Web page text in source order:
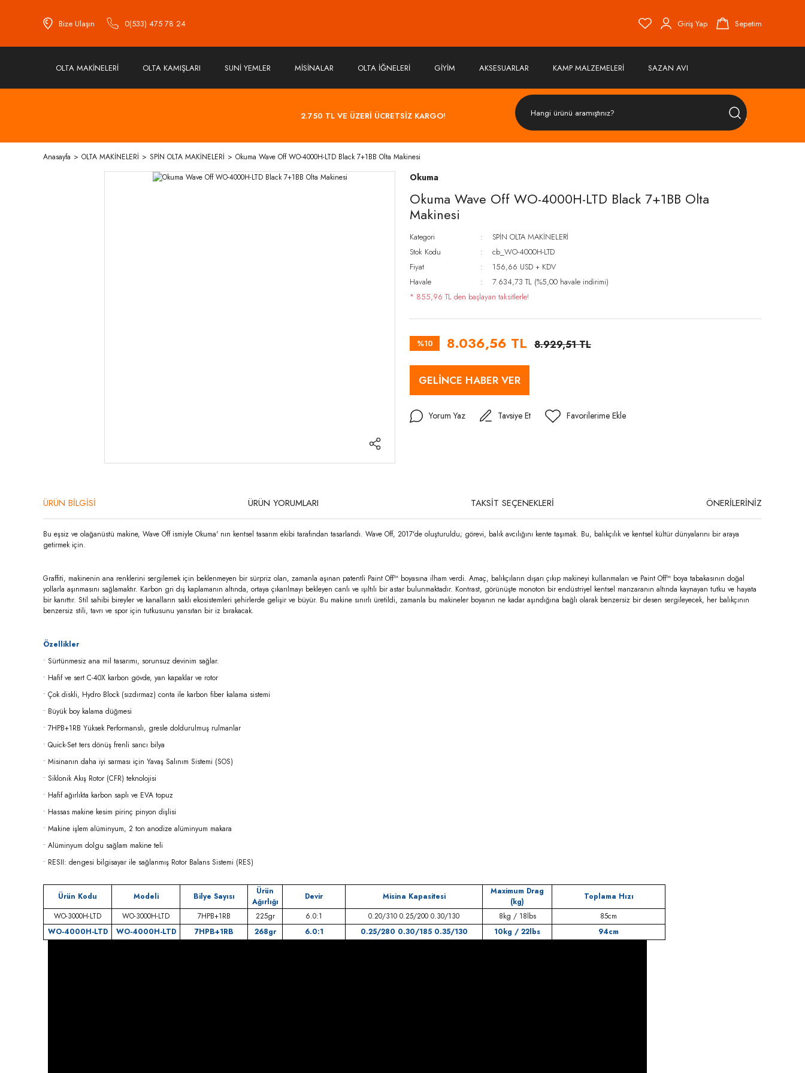
Bize Ulaşın 0(533) 475 78 24 Giriş Yap Sepetim
OLTA MAKİNELERİ OLTA KAMIŞLARI SUNİ YEMLER MİSİNALAR OLTA İĞNELERİ GİYİM AKSESUARLAR KAMP MALZEMELERİ SAZAN AVI
2.750 TL VE ÜZERİ ÜCRETSİZ KARGO!
ÜRÜN
Anasayfa OLTA MAKİNELERİ SPİN OLTA MAKİNELERİ Okuma Wave Off WO-4000H-LTD Black 7+1BB Olta Makinesi
Okuma
Okuma Wave Off WO-4000H-LTD Black 7+1BB Olta
Makinesi
Kategori
SPİN OLTA MAKİNELERİ
Stok Kodu
cb_WO-4000H-LTD
Fiyat
156,66 USD + KDV
Havale
7.634,73 TL (%5,00 havale indirimi)
* 855,96 TL den başlayan taksitlerle!
%10 8.036,56 TL 8.929,51 TL
GELİNCE HABER VER
Yorum Yaz Tavsiye Et
ÜRÜN BİLGİSİ ÜRÜN YORUMLARI TAKSİT SEÇENEKLERİ ÖNERİLERİNİZ
Bu eşsiz ve olağanüstü makine, Wave Off ismiyle Okuma' nın kentsel tasarım ekibi tarafından tasarlandı. Wave Off, 2017'de oluşturuldu; görevi, balık avcılığını kente taşımak. Bu, balıkçılık ve kentsel kültür dünyalarını bir araya
getirmek için.
Graffiti, makinenin ana renklerini sergilemek için beklenmeyen bir sürpriz olan, zamanla aşınan patentli Paint Off™ boyasına ilham verdi. Amaç, balıkçıların dışarı çıkıp makineyi kullanmaları ve Paint Off™ boya tabakasının doğal
yollarla aşınmasını sağlamaktır. Karbon gri dış kaplamanın altında, ortaya çıkarılmayı bekleyen canlı ve ışıltılı bir astar bulunmaktadır. Kontrast, görünüşte monoton bir endüstriyel kentsel manzaranın altında kaynayan tutku ve hayata
bir kanıttır. Stil sahibi bireyler ve kanalların saklı ekosistemleri şehirlerde gelişir ve büyür. Bu makine sınırlı üretildi, zamanla bu makineler boyanın ne kadar aşındığına bağlı olarak benzersiz bir desen sergileyecek, her balıkçının
benzersiz stili, tavrı ve spor için tutkusunu yansıtan bir iz bırakacak.
Özellikler
• Sürtünmesiz ana mil tasarımı, sorunsuz devinim sağlar.
• Hafif ve sert C-40X karbon gövde, yan kapaklar ve rotor
• Çok diskli, Hydro Block (sızdırmaz) conta ile karbon fiber kalama sistemi
• Büyük boy kalama düğmesi
• 7HPB+1RB Yüksek Performanslı, gresle doldurulmuş rulmanlar
• Quick-Set ters dönüş frenli sarıcı bilya
• Misinanın daha iyi sarması için Yavaş Salınım Sistemi (SOS)
• Siklonik Akış Rotor (CFR) teknolojisi
• Hafif ağırlıkta karbon saplı ve EVA topuz
• Hassas makine kesim pirinç pinyon dişlisi
• Makine işlem alüminyum, 2 ton anodize alüminyum makara
• Alüminyum dolgu sağlam makine teli
• RESII: dengesi bilgisayar ile sağlanmış Rotor Balans Sistemi (RES)
Ürün Kodu Modeli Bilye Sayısı
Ürün
Ağırlığı
Devir Misina Kapasitesi
Maximum Drag
(kg)
Toplama Hızı
WO-3000H-LTD
WO-3000H-LTD 7HPB+1RB 225gr 6.0:1 0.20/310 0.25/200 0.30/130 8kg / 18lbs
85cm
WO-4000H-LTD
WO-4000H-LTD 7HPB+1RB 268gr 6.0:1 0.25/280 0.30/185 0.35/130 10kg / 22lbs 94cm